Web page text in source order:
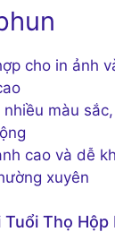
cho in ảnh
nhiều màu
cao và dễ
xuyên
Tuổi Thọ Hộp